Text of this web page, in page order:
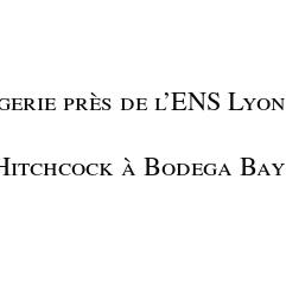
près de l’ENS Lyon
à Bodega Bay